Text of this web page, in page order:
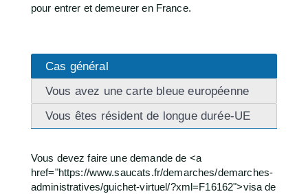
pour entrer et demeurer en France.
Cas général
Vous avez une carte bleue européenne
Vous êtes résident de longue durée-UE
Vous devez faire une demande de <a
href="https://www.saucats.fr/demarches/demarches-
administratives/guichet-virtuel/?xml=F16162">visa de